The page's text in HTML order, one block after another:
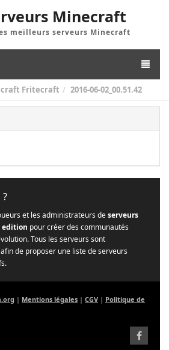
Minecraft
meilleurs serveurs Minecraft
Fritecraft 2016-06-02_00.51.42
et les administrateurs deserveurs
edition pour créer des communautés
Tous les serveurs sont
de proposer une liste de serveurs
| Mentions légales | CGV | Politique de